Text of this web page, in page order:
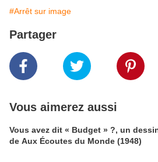
#Arrêt sur image
Partager
Vous aimerez aussi
Vous avez dit « Budget » ?, un
de Aux Écoutes du Monde (1948)